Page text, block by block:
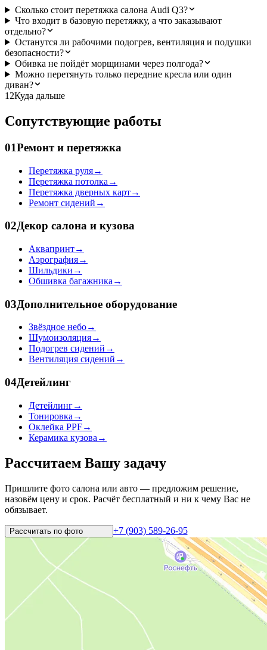
Сколько стоит перетяжка салона Audi Q3?
Что входит в базовую перетяжку, а что заказывают
отдельно?
Останутся ли рабочими подогрев, вентиляция и подушки
безопасности?
Обивка не пойдёт морщинами через полгода?
Можно перетянуть только передние кресла или один
диван?
12Куда дальше
Сопутствующие работы
01Ремонт и перетяжка
Перетяжка руля→
Перетяжка потолка →
Перетяжка дверных карт→
Ремонт сидений →
02Декор салона и кузова
Аквапринт→
Аэрография→
Шильдики →
Обшивка багажника →
03Дополнительное оборудование
Звёздное небо→
Шумоизоляция→
Подогрев сидений →
Вентиляция сидений →
04Детейлинг
Детейлинг→
Тонировка →
Оклейка PPF→
Керамика кузова →
Рассчитаем Вашу задачу
Пришлите фото салона или авто — предложим решение,
назовём цену и срок. Расчёт бесплатный и ни к чему Вас не
обязывает.
Рассчитать по фото +7 (903) 589-26-95